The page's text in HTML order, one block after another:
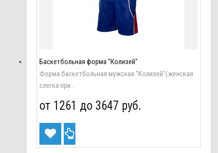
Баскетбольная форма "Колизей"
Форма баскетбольная мужская "Колизей"(женская
слегка при...
от 1261 до 3647 руб.